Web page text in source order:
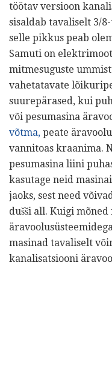
töötav versioon
sisaldab tavaliselt 3/
selle pikkus peab
Samuti on
mitmesuguste
vahetatavate
suurepärased, kui
või pesumasina
võtma, peate
vannitoas kraanima.
pesumasina liini
kasutage neid
jaoks, sest need
dušši all. Kuigi
masinad tavaliselt
kanalisatsiooni